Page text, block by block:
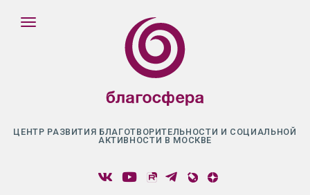
ЦЕНТР РАЗВИТИЯ БЛАГОТВОРИТЕЛЬНОСТИ И СОЦИАЛЬНОЙ
АКТИВНОСТИ В МОСКВЕ